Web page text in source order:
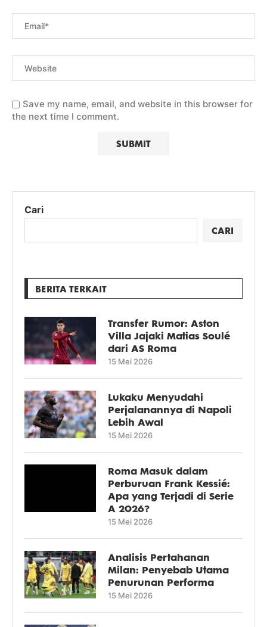
Save my name, email, and website in this browser for
the next time I comment.
Cari
CARI
BERITA TERKAIT
Transfer Rumor: Aston
Villa Jajaki Matias Soulé
dari AS Roma
15 Mei 2026
Lukaku Menyudahi
Perjalanannya di Napoli
Lebih Awal
15 Mei 2026
Roma Masuk dalam
Perburuan Frank Kessié:
Apa yang Terjadi di Serie
A 2026?
15 Mei 2026
Analisis Pertahanan
Milan: Penyebab Utama
Penurunan Performa
15 Mei 2026